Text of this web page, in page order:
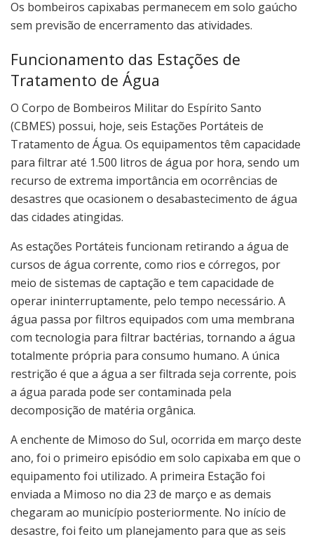
Os bombeiros capixabas permanecem em solo gaúcho
sem previsão de encerramento das atividades.
Funcionamento das Estações de
Tratamento de Água
O Corpo de Bombeiros Militar do Espírito Santo
(CBMES) possui, hoje, seis Estações Portáteis de
Tratamento de Água. Os equipamentos têm capacidade
para filtrar até 1.500 litros de água por hora, sendo um
recurso de extrema importância em ocorrências de
desastres que ocasionem o desabastecimento de água
das cidades atingidas.
As estações Portáteis funcionam retirando a água de
cursos de água corrente, como rios e córregos, por
meio de sistemas de captação e tem capacidade de
operar ininterruptamente, pelo tempo necessário. A
água passa por filtros equipados com uma membrana
com tecnologia para filtrar bactérias, tornando a água
totalmente própria para consumo humano. A única
restrição é que a água a ser filtrada seja corrente, pois
a água parada pode ser contaminada pela
decomposição de matéria orgânica.
A enchente de Mimoso do Sul, ocorrida em março deste
ano, foi o primeiro episódio em solo capixaba em que o
equipamento foi utilizado. A primeira Estação foi
enviada a Mimoso no dia 23 de março e as demais
chegaram ao município posteriormente. No início de
desastre, foi feito um planejamento para que as seis